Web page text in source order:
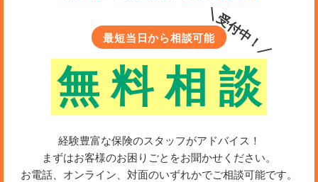
最短当日から相談可能
無 料 相 談
＼受付中！／
経験豊富な保険のスタッフがアドバイス！
まずはお客様のお困りごとをお聞かせください。
お電話、オンライン、対面のいずれかでご相談可能です。